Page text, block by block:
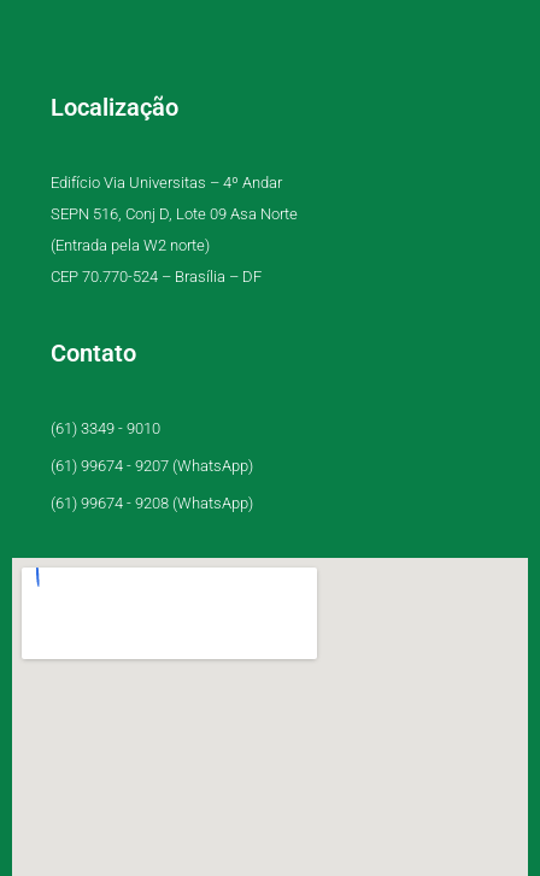
Localização
Edifício Via Universitas – 4º Andar
SEPN 516, Conj D, Lote 09 Asa Norte
(Entrada pela W2 norte)
CEP 70.770-524 – Brasília – DF
Contato
(61) 3349 - 9010
(61) 99674 - 9207 (WhatsApp)
(61) 99674 - 9208 (WhatsApp)